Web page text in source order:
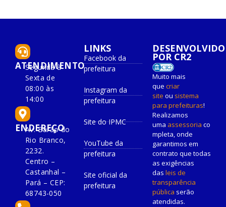
ATENDIMENTO
Segunda à
Sexta de
08:00 às
14:00
ENDEREÇO
Av. Barão do
Rio Branco,
2232.
Centro –
Castanhal –
Pará – CEP:
68743-050
LINKS
Facebook da
prefeitura
Instagram da
prefeitura
Site do IPMC
YouTube da
prefeitura
Site oficial da
prefeitura
DESENVOLVIDO
POR CR2
Muito mais
que criar
site ou sistema
para prefeituras!
Realizamos
uma assessoria co
mpleta, onde
garantimos em
contrato que todas
as exigências
das leis de
transparência
pública serão
atendidas.